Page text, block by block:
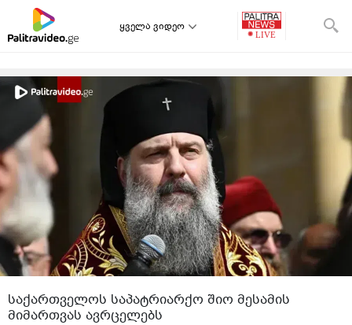
ყველა ვიდეო
საქართველოს საპატრიარქო შიო მესამის
მიმართვას ავრცელებს